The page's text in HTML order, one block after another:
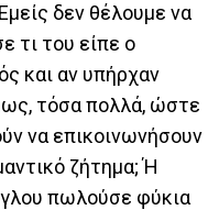
δεν θέλουμε να
τι του είπε ο
και αν υπήρχαν
τόσα πολλά, ώστε
να επικοινωνήσουν
ζήτημα; Ή
πωλούσε φύκια